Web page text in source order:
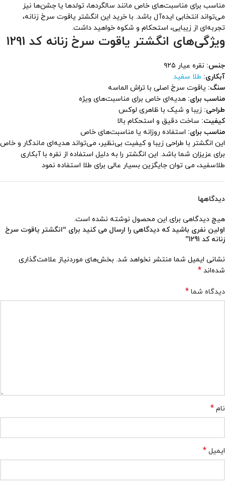
مناسب برای مناسبت‌های خاص مانند سالگردها، تولدها یا جشن‌ها نیز
می‌تواند انتخابی ایده‌آل باشد. با خرید این انگشتر یاقوت سرخ زنانه،
تجربه‌ای از زیبایی، استحکام و شکوه خواهید داشت.
ویژگی‌های انگشتر یاقوت سرخ زنانه کد 1291
جنس: نقره عیار ۹۲۵
آبکاری: طلا سفید
سنگ: یاقوت سرخ اصلی با تراش الماسه
مناسب برای: هدیه‌ای خاص برای مناسبت‌های ویژه
طراحی: زیبا و شیک با ظاهری لوکس
کیفیت: ساخت دقیق و استحکام بالا
مناسب برای: استفاده روزانه یا مناسبت‌های خاص
این انگشتر با طراحی زیبا و کیفیت بی‌نظیر، می‌تواند هدیه‌ای ماندگار و خاص
برای عزیزان شما باشد. این انگشتر را به دلیل استفاده از نقره با آبکاری
طلاسفید، می توان جایگزین بسیار عالی برای طلا استفاده نمود
دیدگاهها
هیچ دیدگاهی برای این محصول نوشته نشده است.
اولین نفری باشید که دیدگاهی را ارسال می کنید برای “انگشتر یاقوت سرخ
زنانه کد 1291”
نشانی ایمیل شما منتشر نخواهد شد. بخش‌های موردنیاز علامت‌گذاری
شده‌اند *
دیدگاه شما *
نام *
ایمیل *